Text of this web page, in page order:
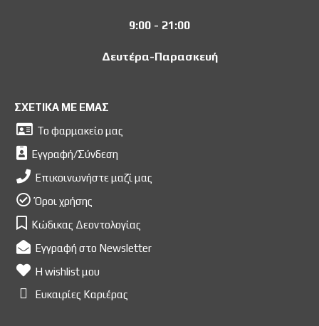
9:00 - 21:00
Δευτέρα-Παρασκευή
ΣΧΕΤΙΚΑ ΜΕ ΕΜΑΣ
Το φαρμακείο μας
Εγγραφή/Σύνδεση
Επικοινωνήστε μαζί μας
Όροι χρήσης
Κώδικας Δεοντολογίας
Εγγραφή στο Newsletter
Η wishlist μου
Ευκαιρίες Kαριέρας